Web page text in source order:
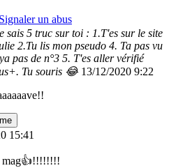
Signaler un abus
sais 5 truc sur toi : 1.T'es sur le site
2.Tu lis mon pseudo 4. Ta pas vu
pas de n°3 5. T'es aller vérifié
Tu souris 😂 13/12/2020 9:22
15:41
mag👍!!!!!!!!